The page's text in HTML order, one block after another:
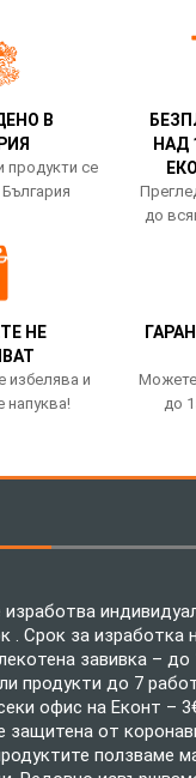
В
продукти се
НАД
до
НЕ
избелява и
напуква!
Можете
до
изработва
. Срок за изработка
завивка –
продукти до 7
офис на Еконт –
защитена от
ползваме